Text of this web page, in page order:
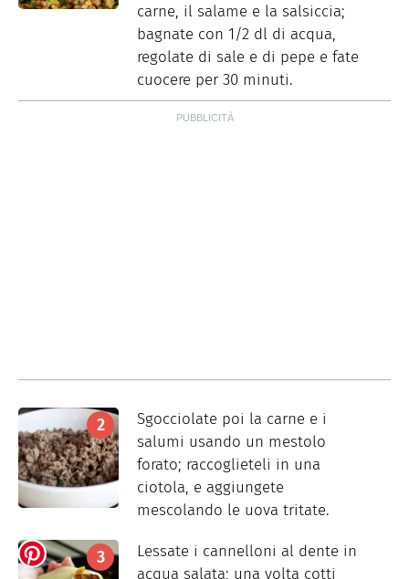
carne, il salame e la salsiccia;
bagnate con 1/2 dl di acqua,
regolate di sale e di pepe e fate
cuocere per 30 minuti.
Sgocciolate poi la carne e i
salumi usando un mestolo
forato; raccoglieteli in una
ciotola, e aggiungete
mescolando le uova tritate.
Lessate i cannelloni al dente in
acqua salata; una volta cotti